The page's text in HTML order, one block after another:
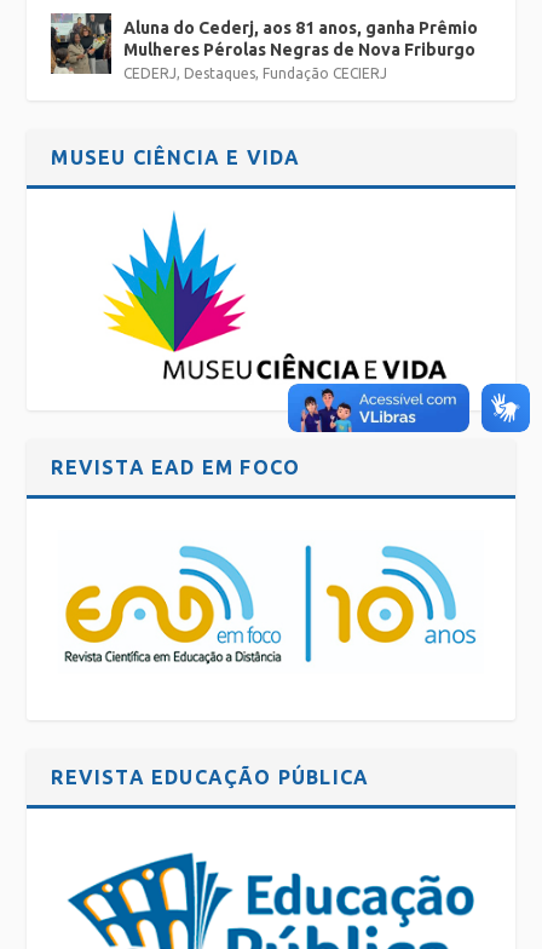
Aluna do Cederj, aos 81 anos, ganha Prêmio
Mulheres Pérolas Negras de Nova Friburgo
CEDERJ, Destaques, Fundação CECIERJ
MUSEU CIÊNCIA E VIDA
REVISTA EAD EM FOCO
REVISTA EDUCAÇÃO PÚBLICA